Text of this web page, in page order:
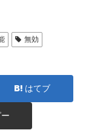
無効
はてブ